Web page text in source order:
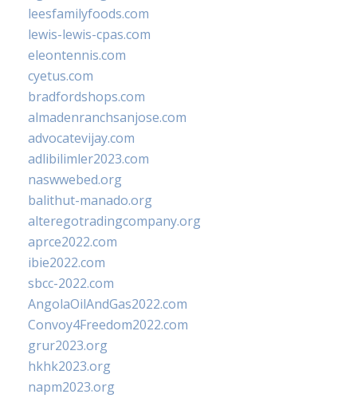
leesfamilyfoods.com
lewis-lewis-cpas.com
eleontennis.com
cyetus.com
bradfordshops.com
almadenranchsanjose.com
advocatevijay.com
adlibilimler2023.com
naswwebed.org
balithut-manado.org
alteregotradingcompany.org
aprce2022.com
ibie2022.com
sbcc-2022.com
AngolaOilAndGas2022.com
Convoy4Freedom2022.com
grur2023.org
hkhk2023.org
napm2023.org